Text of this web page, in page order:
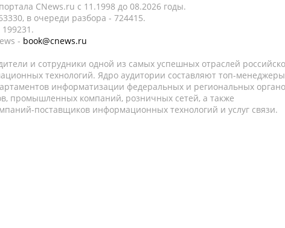
CNews.ru c 11.1998 до 08.2026 годы.
в очереди разбора - 724415.
- book@cnews.ru
и сотрудники одной из самых успешных отраслей
технологий. Ядро аудитории составляют топ-
информатизации федеральных и региональных
промышленных компаний, розничных сетей, а также
поставщиков информационных технологий и услуг связи.